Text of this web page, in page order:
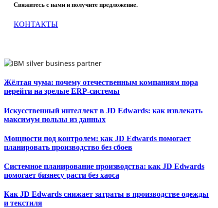
Свяжитесь с нами и получите предложение.
КОНТАКТЫ
Жёлтая чума: почему отечественным компаниям пора
перейти на зрелые ERP-системы
Искусственный интеллект в JD Edwards: как извлекать
максимум пользы из данных
Мощности под контролем: как JD Edwards помогает
планировать производство без сбоев
Системное планирование производства: как JD Edwards
помогает бизнесу расти без хаоса
Как JD Edwards снижает затраты в производстве одежды
и текстиля